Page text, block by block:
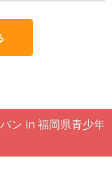
ン in 福岡県青少年